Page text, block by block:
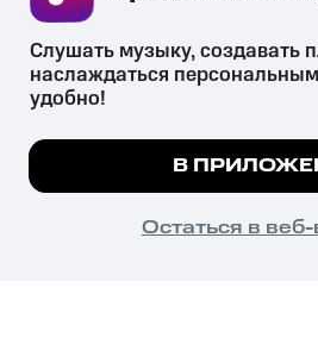
психотропных веществ, их аналогов
их незаконный оборот запрещён и
законодательством ответственность.
© 2026 ООО «КИОН».
Все права защищены
Мы используем куки, чтобы на
Подробнее
ПОНЯТНО
Слушать музыку, создавать
наслаждаться
удобно!
В
Остаться в